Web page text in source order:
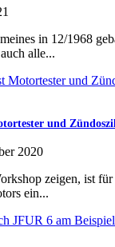
in 12/1968
alle...
und
2020
zeigen, ist
ein...